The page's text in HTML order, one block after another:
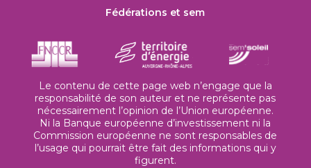
Fédérations et sem
Le contenu de cette page web n’engage que la
responsabilité de son auteur et ne représente pas
nécessairement l’opinion de l’Union européenne.
Ni la Banque européenne d’investissement ni la
Commission européenne ne sont responsables de
l’usage qui pourrait être fait des informations qui y
figurent.